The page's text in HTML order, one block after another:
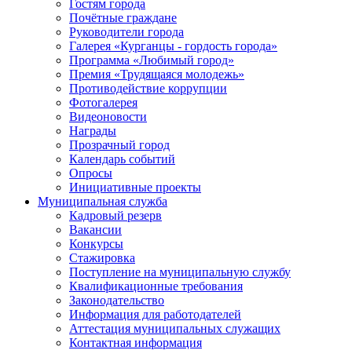
Гостям города
Почётные граждане
Руководители города
Галерея «Курганцы - гордость города»
Программа «Любимый город»
Премия «Трудящаяся молодежь»
Противодействие коррупции
Фотогалерея
Видеоновости
Награды
Прозрачный город
Календарь событий
Опросы
Инициативные проекты
Муниципальная служба
Кадровый резерв
Вакансии
Конкурсы
Стажировка
Поступление на муниципальную службу
Квалификационные требования
Законодательство
Информация для работодателей
Аттестация муниципальных служащих
Контактная информация